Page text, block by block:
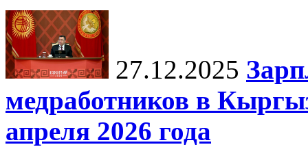
27.12.2025
медработников в
апреля 2026 года